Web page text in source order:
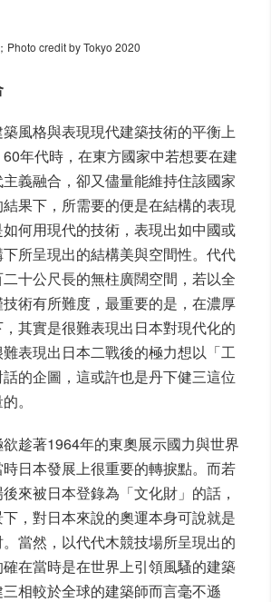
Photo credit by Tokyo 2020
風格與表現現代建築技術的平衡上
年代時，在東方國家中若想要在建
義融合，卻又儘量能維持住該國家
果下，所需要的便是在結構的表現
何用現代的技術，表現出如中國或
所呈現出的結構美與空間性。代代
十公尺長的無柱廣闊空間，若以全
術有所難度，最重要的是，在濃厚
其實是很難表現出日本對現代化的
表現出日本二戰後的極力想以「工
的企圖，這或許也是丹下健三這位
。
趁著1964年的東奧展示國力與世界
日本發展上很重要的轉捩點。而若
來被日本登錄為「文化財」的話，
，對日本來說的奧運本身可說就是
當然，以代代木競技場所呈現出的
在當時是在世界上引領風騷的建築
相較於全球的建築師而言毫不遜